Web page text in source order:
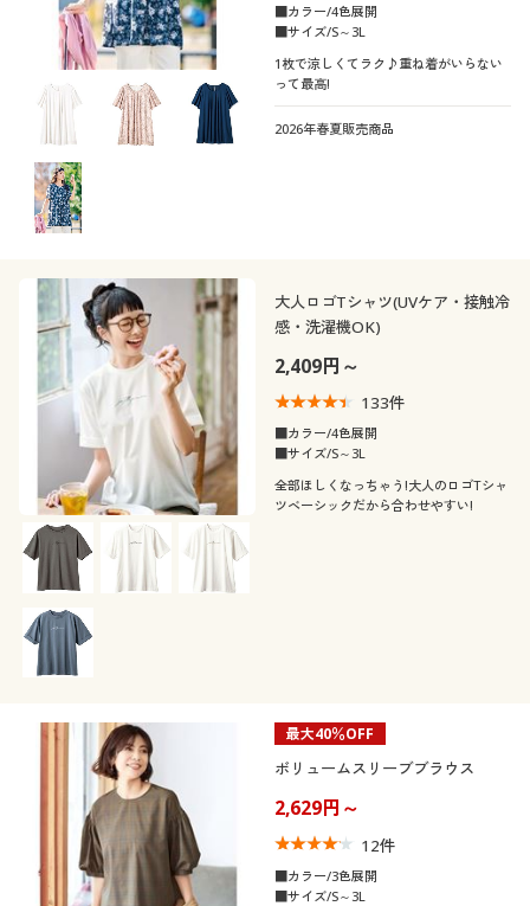
■カラー/4色展開
■サイズ/S～3L
1枚で涼しくてラク♪重ね着がいらない
って最高!
2026年春夏販売商品
大人ロゴTシャツ(UVケア・接触冷
感・洗濯機OK)
2,409円～
133件
■カラー/4色展開
■サイズ/S～3L
全部ほしくなっちゃう!大人のロゴTシャ
ツベーシックだから合わせやすい!
最大40％OFF
ボリュームスリーブブラウス
2,629円～
12件
■カラー/3色展開
■サイズ/S～3L